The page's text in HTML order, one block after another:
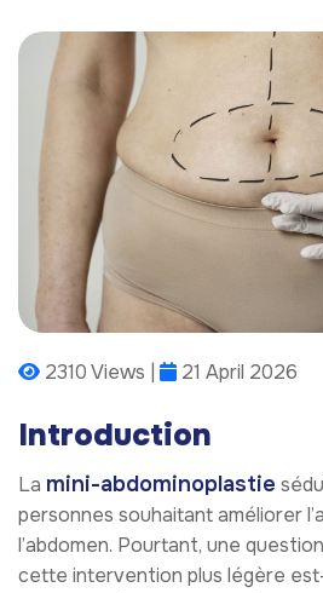
2310 Views | 21 April 2026
Introduction
La mini-abdominoplastie
personnes souhaitant améliorer
l’abdomen. Pourtant, une
cette intervention plus légère